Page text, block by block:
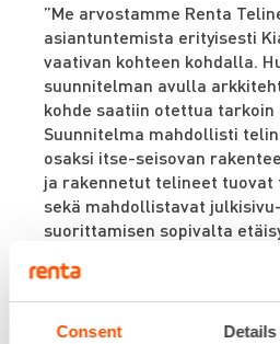
Consent Details
”Me arvostamme Renta
asiantuntemista erityisesti
vaativan kohteen kohdalla.
suunnitelman avulla
kohde saatiin otettua tarkoin
Suunnitelma mahdollisti
osaksi itse-seisovan
ja rakennetut telineet
sekä mahdollistavat
suorittamisen sopivalta
, pääurakoitsija
Aholan Site Manager.